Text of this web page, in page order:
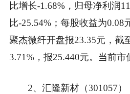
比增长-1.68%，归母净利润
比-25.54%；每股收益为0.08
聚杰微纤开盘报23.35元，截
3.71%，报25.440元。当前市
2、汇隆新材（301057）